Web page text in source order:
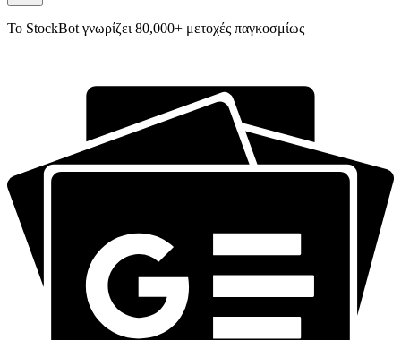
Το StockBot γνωρίζει 80,000+ μετοχές παγκοσμίως